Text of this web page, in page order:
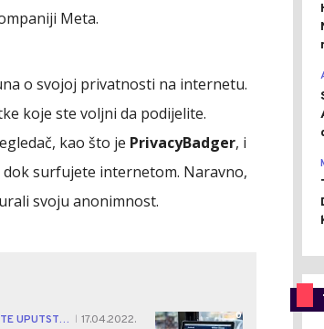
Meta.
o svojoj privatnosti na internetu.
koje ste voljni da podijelite.
kao što je PrivacyBadger, i
surfujete internetom. Naravno,
svoju anonimnost.
PRATITE UPUTSTVO
17.04.2022.
0